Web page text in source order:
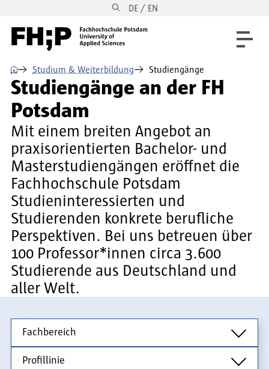
Direkt zur Hauptnavigation DE / EN
⌂ Studium & Weiterbildung Studiengänge
Studiengänge an der FH
Potsdam
Mit einem breiten Angebot an
praxisorientierten Bachelor- und
Masterstudiengängen eröffnet die
Fachhochschule Potsdam
Studieninteressierten und
Studierenden konkrete berufliche
Perspektiven. Bei uns betreuen über
100 Professor*innen circa 3.600
Studierende aus Deutschland und
aller Welt.
Fachbereich
Fachbereich
Profillinie
Profillinie